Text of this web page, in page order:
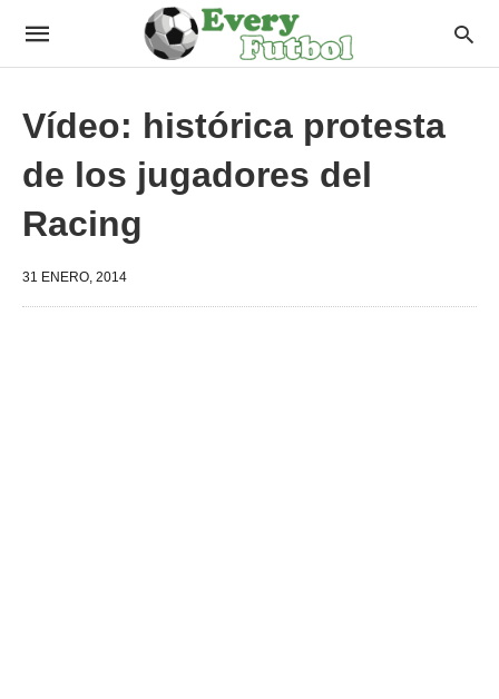
Vídeo: histórica protesta
de los jugadores del
Racing
31 ENERO, 2014